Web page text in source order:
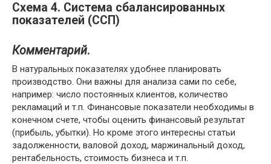
Схема 4. Система сбалансированных
показателей (ССП)
Комментарий.
В натуральных показателях удобнее планировать
производство. Они важны для анализа сами по себе,
например: число постоянных клиентов, количество
рекламаций и т.п. Финансовые показатели необходимы в
конечном счете, чтобы оценить финансовый результат
(прибыль, убытки). Но кроме этого интересны статьи
задолженности, валовой доход, маржинальный доход,
рентабельность, стоимость бизнеса и т.п.